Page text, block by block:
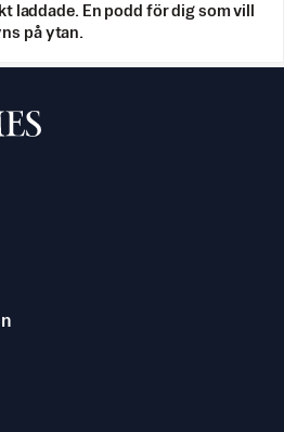
En podd för dig som vill
på ytan.